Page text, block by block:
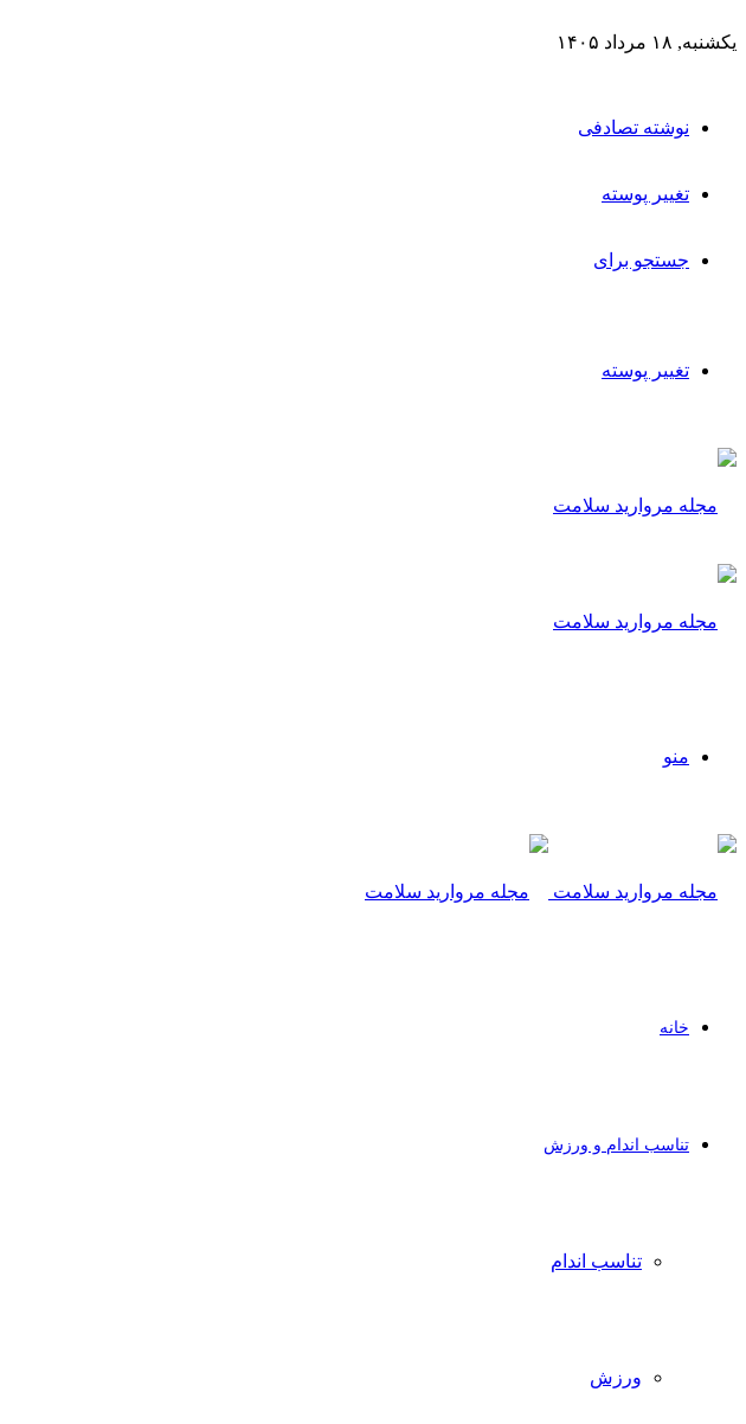
یکشنبه, ۱۸ مرداد ۱۴۰۵
نوشته تصادفی
تغییر پوسته
جستجو برای
تغییر پوسته
منو
خانه
تناسب اندام و ورزش
تناسب اندام
ورزش